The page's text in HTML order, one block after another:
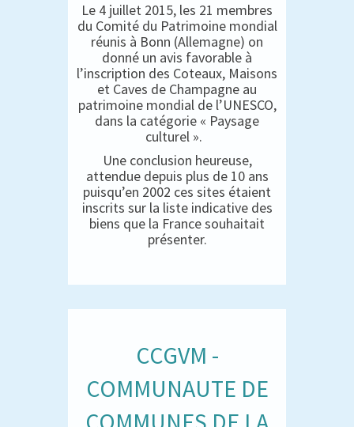
Le 4 juillet 2015, les 21 membres
du Comité du Patrimoine mondial
réunis à Bonn (Allemagne) on
donné un avis favorable à
l’inscription des Coteaux, Maisons
et Caves de Champagne au
patrimoine mondial de l’UNESCO,
dans la catégorie « Paysage
culturel ».
Une conclusion heureuse,
attendue depuis plus de 10 ans
puisqu’en 2002 ces sites étaient
inscrits sur la liste indicative des
biens que la France souhaitait
présenter.
CCGVM -
COMMUNAUTE DE